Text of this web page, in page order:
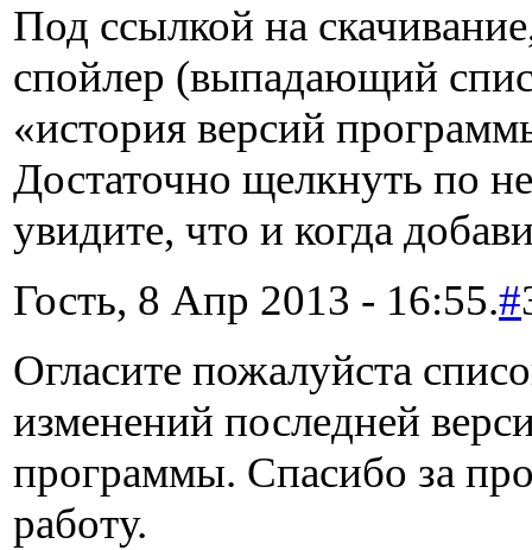
Под ссылкой на
спойлер (выпадающий
«история версий
Достаточно щелкнуть по
увидите, что и когда
Гость, 8 Апр 2013 - 16:55.#
Огласите пожалуйста
изменений последней
программы. Спасибо за
работу.